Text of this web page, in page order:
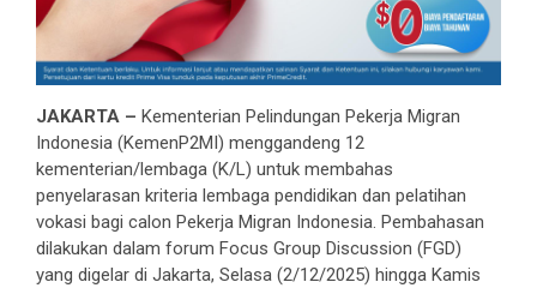
JAKARTA – Kementerian Pelindungan Pekerja Migran
Indonesia (KemenP2MI) menggandeng 12
kementerian/lembaga (K/L) untuk membahas
penyelarasan kriteria lembaga pendidikan dan pelatihan
vokasi bagi calon Pekerja Migran Indonesia. Pembahasan
dilakukan dalam forum Focus Group Discussion (FGD)
yang digelar di Jakarta, Selasa (2/12/2025) hingga Kamis